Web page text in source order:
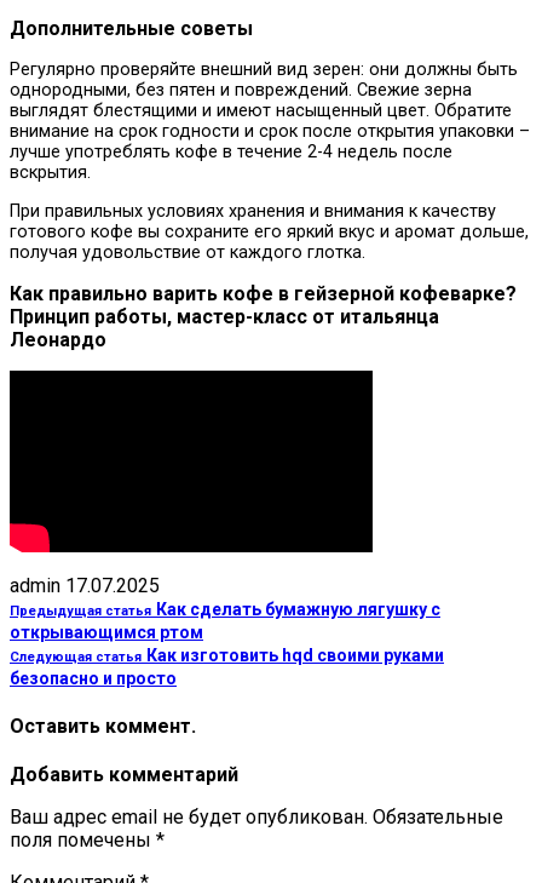
Дополнительные советы
Регулярно проверяйте внешний вид зерен: они должны быть
однородными, без пятен и повреждений. Свежие зерна
выглядят блестящими и имеют насыщенный цвет. Обратите
внимание на срок годности и срок после открытия упаковки –
лучше употреблять кофе в течение 2-4 недель после
вскрытия.
При правильных условиях хранения и внимания к качеству
готового кофе вы сохраните его яркий вкус и аромат дольше,
получая удовольствие от каждого глотка.
Как правильно варить кофе в гейзерной кофеварке?
Принцип работы, мастер-класс от итальянца
Леонардо
admin 17.07.2025
Предыдущая статья Как сделать бумажную лягушку с
открывающимся ртом
Следующая статья Как изготовить hqd своими руками
безопасно и просто
Оставить коммент.
Добавить комментарий
Ваш адрес email не будет опубликован. Обязательные
поля помечены *